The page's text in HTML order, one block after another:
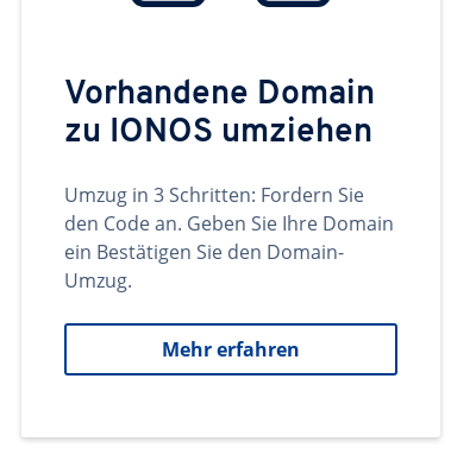
Vorhandene Domain
zu IONOS umziehen
Umzug in 3 Schritten: Fordern Sie
den Code an. Geben Sie Ihre Domain
ein Bestätigen Sie den Domain-
Umzug.
Mehr erfahren